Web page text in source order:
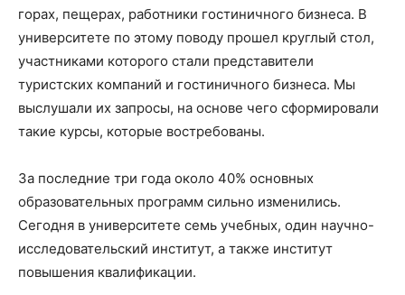
горах, пещерах, работники гостиничного бизнеса. В
университете по этому поводу прошел круглый стол,
участниками которого стали представители
туристских компаний и гостиничного бизнеса. Мы
выслушали их запросы, на основе чего сформировали
такие курсы, которые востребованы.
За последние три года около 40% основных
образовательных программ сильно изменились.
Сегодня в университете семь учебных, один научно-
исследовательский институт, а также институт
повышения квалификации.